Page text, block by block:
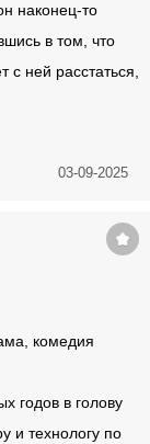
наконец-то
в том, что
ней расстаться,
03-09-2025
комедия
годов в голову
и технологу по